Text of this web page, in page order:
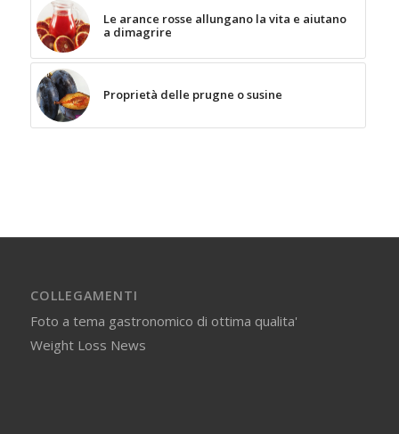
Le arance rosse allungano la vita e aiutano
a dimagrire
Proprietà delle prugne o susine
COLLEGAMENTI
Foto a tema gastronomico di ottima qualita'
Weight Loss News